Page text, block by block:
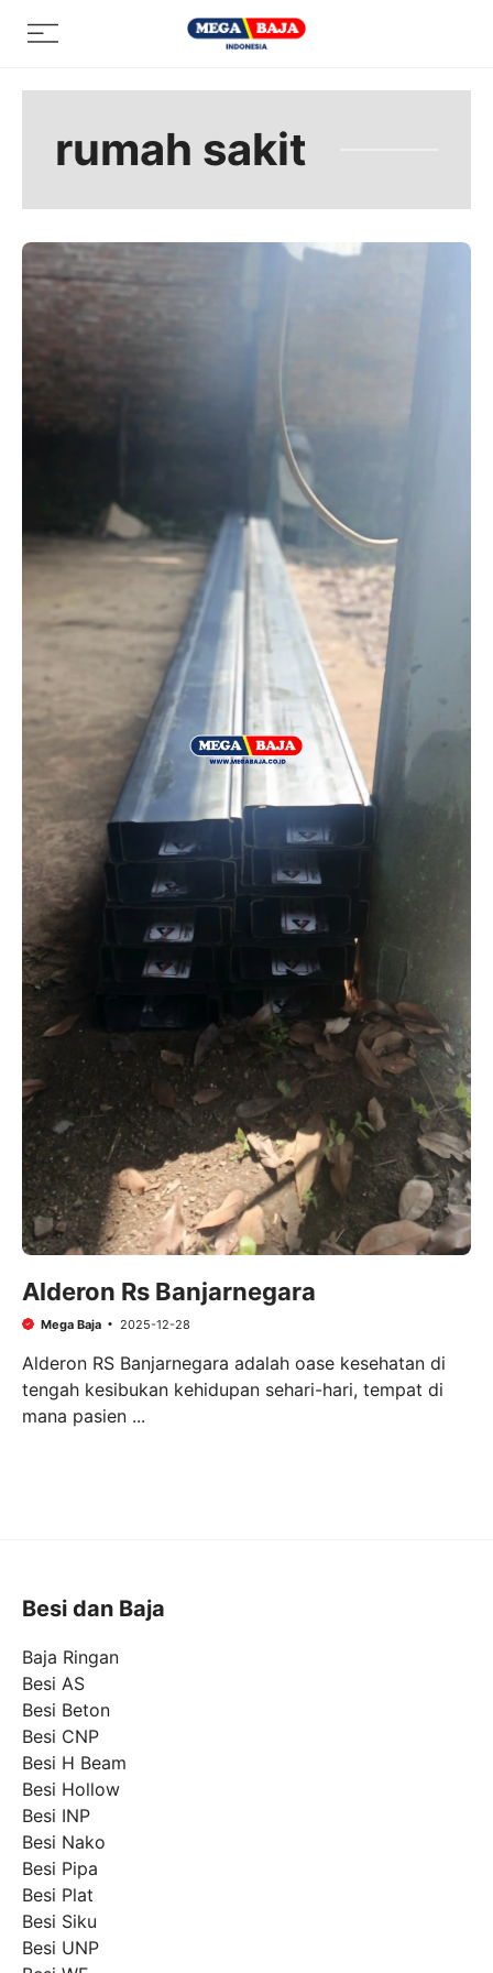
Menu
rumah sakit
Alderon Rs Banjarnegara
Mega Baja 2025-12-28
Alderon RS Banjarnegara adalah oase kesehatan di
tengah kesibukan kehidupan sehari-hari, tempat di
mana pasien ...
Besi dan Baja
Baja Ringan
Besi AS
Besi Beton
Besi CNP
Besi H Beam
Besi Hollow
Besi INP
Besi Nako
Besi Pipa
Besi Plat
Besi Siku
Besi UNP